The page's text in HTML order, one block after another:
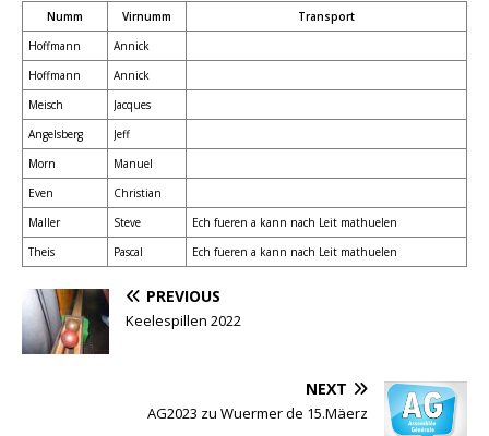
Numm Virnumm
Transport
Hoffmann
Annick
Hoffmann
Annick
Meisch
Jacques
Angelsberg
Jeff
Morn
Manuel
Even
Christian
Maller
Steve
Ech fueren a kann nach Leit mathuelen
Theis
Pascal Ech fueren a kann nach Leit mathuelen
PREVIOUS
Keelespillen 2022
NEXT
AG2023 zu Wuermer de 15.Mäerz